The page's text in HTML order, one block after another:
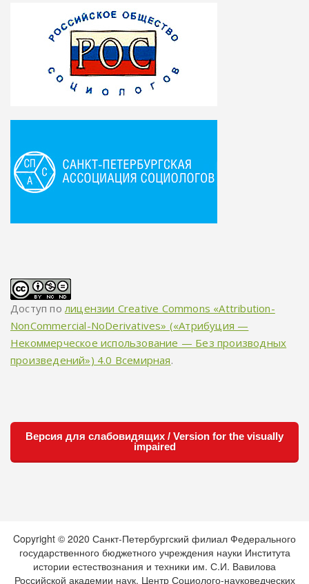
Доступ полицензии Creative Commons «Attribution-
NonCommercial-NoDerivatives» («Атрибуция —
Некоммерческое использование — Без производных
произведений») 4.0 Всемирная.
Версия для слабовидящих / Version for the visually
impaired
Copyright © 2020 Санкт-Петербургский филиал Федерального
государственного бюджетного учреждения науки Института
истории естествознания и техники им. С.И. Вавилова
Российской академии наук. Центр Социолого-науковедческих